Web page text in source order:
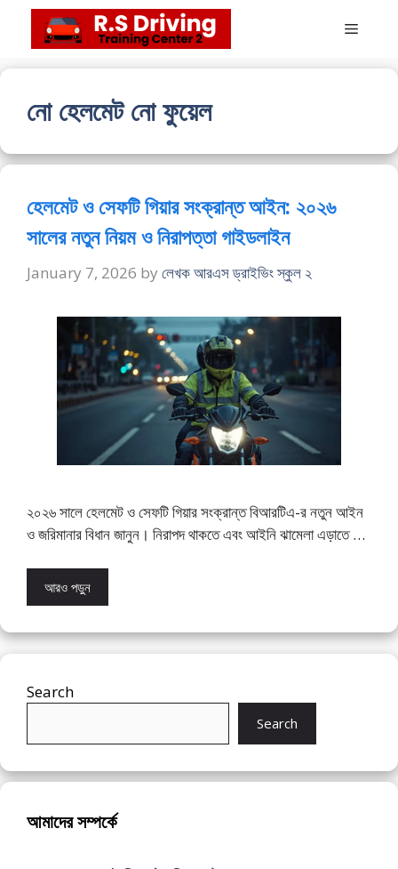
content
Menu
নো হেলমেট নো ফুয়েল
হেলমেট ও সেফটি গিয়ার সংক্রান্ত আইন: ২০২৬
সালের নতুন নিয়ম ও নিরাপত্তা গাইডলাইন
January 7, 2026 by লেখক আরএস ড্রাইভিং স্কুল ২
২০২৬ সালে হেলমেট ও সেফটি গিয়ার সংক্রান্ত বিআরটিএ-র নতুন আইন
ও জরিমানার বিধান জানুন। নিরাপদ থাকতে এবং আইনি ঝামেলা এড়াতে …
আরও পড়ুন
Search
Search
আমাদের সম্পর্কে